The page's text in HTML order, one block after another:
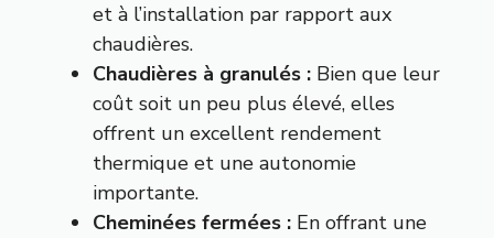
et à l’installation par rapport aux
chaudières.
Chaudières à granulés : Bien que leur
coût soit un peu plus élevé, elles
offrent un excellent rendement
thermique et une autonomie
importante.
Cheminées fermées : En offrant une